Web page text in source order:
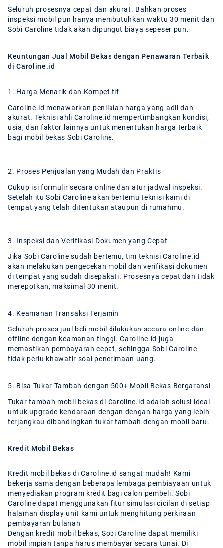
Seluruh prosesnya cepat dan akurat. Bahkan proses
inspeksi mobil pun hanya membutuhkan waktu 30 menit dan
Sobi Caroline tidak akan dipungut biaya sepeser pun.
Keuntungan Jual Mobil Bekas dengan Penawaran Terbaik
di Caroline.id
1. Harga Menarik dan Kompetitif
Caroline.id menawarkan penilaian harga yang adil dan
akurat. Teknisi ahli Caroline.id mempertimbangkan kondisi,
usia, dan faktor lainnya untuk menentukan harga terbaik
bagi mobil bekas Sobi Caroline.
2. Proses Penjualan yang Mudah dan Praktis
Cukup isi formulir secara online dan atur jadwal inspeksi.
Setelah itu Sobi Caroline akan bertemu teknisi kami di
tempat yang telah ditentukan ataupun di rumahmu.
3. Inspeksi dan Verifikasi Dokumen yang Cepat
Jika Sobi Caroline sudah bertemu, tim teknisi Caroline.id
akan melakukan pengecekan mobil dan verifikasi dokumen
di tempat yang sudah disepakati. Prosesnya cepat dan tidak
merepotkan, maksimal 30 menit.
4. Keamanan Transaksi Terjamin
Seluruh proses jual beli mobil dilakukan secara online dan
offline dengan keamanan tinggi. Caroline.id juga
memastikan pembayaran cepat, sehingga Sobi Caroline
tidak perlu khawatir soal penerimaan uang.
5. Bisa Tukar Tambah dengan 500+ Mobil Bekas Bergaransi
Tukar tambah mobil bekas di Caroline.id adalah solusi ideal
untuk upgrade kendaraan dengan dengan harga yang lebih
terjangkau dibandingkan tukar tambah dengan mobil baru.
Kredit Mobil Bekas
Kredit mobil bekas di Caroline.id sangat mudah! Kami
bekerja sama dengan beberapa lembaga pembiayaan untuk
menyediakan program kredit bagi calon pembeli. Sobi
Caroline dapat menggunakan fitur simulasi cicilan di setiap
halaman display unit kami untuk menghitung perkiraan
pembayaran bulanan
Dengan kredit mobil bekas, Sobi Caroline dapat memiliki
mobil impian tanpa harus membayar secara tunai. Di